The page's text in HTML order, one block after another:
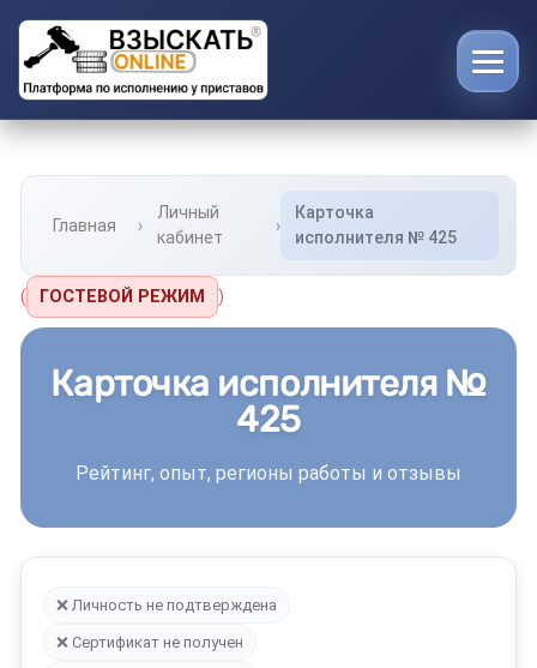
Главная
Личный
кабинет
Карточка
исполнителя № 425
( ГОСТЕВОЙ РЕЖИМ )
Карточка исполнителя №
425
Рейтинг, опыт, регионы работы и отзывы
❌ Личность не подтверждена
❌ Сертификат не получен